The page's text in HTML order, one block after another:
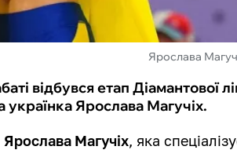
Ярослава
відбувся етап Діамантової
українка Ярослава Магучіх.
Ярослава Магучіх, яка